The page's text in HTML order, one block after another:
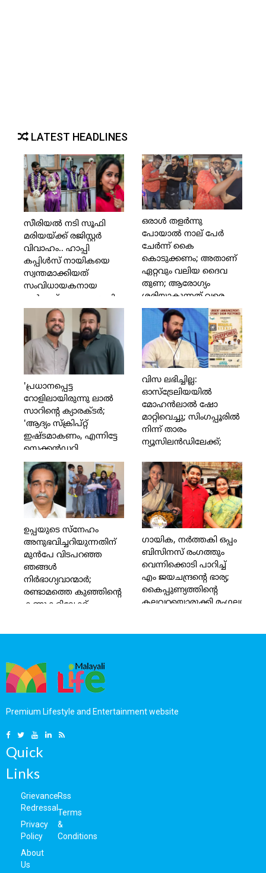
LATEST HEADLINES
സീരിയല്‍ നടി സൂഫി
മരിയയ്ക്ക് രജിസ്റ്റര്‍
വിവാഹം.. ഹാപ്പി
കപ്പിള്‍സ് നായികയെ
സ്വന്തമാക്കിയത്
സംവിധായകനായ
ഹര്‍ഷാദ് ചെമ്പകശ്ശേരി
ഒരാള്‍ തളര്‍ന്നു
പോയാല്‍ നാല് പേര്‍
ചേര്‍ന്ന് കൈ
കൊടുക്കണം; അതാണ്
ഏറ്റവും വലിയ ദൈവ
തുണ; ആരോഗ്യം
ശരിയാകുന്നത് വരെ
ഞാന്‍ നോക്കിക്കോളാം;
മികച്ച കലാകാരനെ
മലയാളത്തിന് തിരിച്ചു
വേണം; ഉല്ലാസ്
പന്തളത്തിനും
കുടുംബത്തിനും
ധനസഹായവുമായി
നടന്‍ ബാല
'പ്രധാനപ്പെട്ട
റോളിലായിരുന്നു ലാല്‍
സാറിന്റെ ക്യാരക്ടര്‍;
'ആദ്യം സ്‌ക്രിപ്റ്റ്
ഇഷ്ടമാകണം, എന്നിട്ടേ
സെക്കന്‍ഡറി
ആര്‍ട്ടിസ്റ്റുകളെക്കുറിച്ച്
ചിന്തിക്കുള്ളൂ' എന്ന്
അവര്‍ മറുപടി നല്‍കി;
അങ്ങനെ വിളിച്ചത്
എനിക്ക് ഇഷ്ടമായില്ല,
ഞാന്‍ ആ പ്രൊജക്ടില്‍
നിന്ന് പിന്മാറി';
വെളിപ്പെടുത്തി ജൂഡ്
ആന്റണി ജോസഫ്
വിസ ലഭിച്ചില്ല:
ഓസ്‌ട്രേലിയയില്‍
മോഹന്‍ലാല്‍ ഷോ
മാറ്റിവെച്ചു; സിംഗപ്പൂരില്‍
നിന്ന് താരം
ന്യൂസിലന്‍ഡിലേക്ക്;
പ്രകടിപ്പിച്ച്
മോഹന്‍ലാല്‍;
ചിത്രയ്ക്കും മനോജ് കെ
ജയനും കിട്ടിയ വിസ
മോഹന്‍ലാലിന് മാത്രം
നിഷേധിച്ചു;
ഓസട്രേലിയയിലെ
പ്രവാസി മലയാളികള്‍ക്ക്
നിരാശ; എന്തുകൊണ്ട്
ലാലിന് ഓസ്ട്രേലിയയില്‍
പോകാനായില്ല? കാരണം
അജ്ഞാതം!
ഉപ്പയുടെ സ്നേഹം
അനുഭവിച്ചറിയുന്നതിന്
മുന്‍പേ വിടപറഞ്ഞ
ഞങ്ങള്‍
നിര്‍ഭാഗ്യവാന്മാര്‍;
രണ്ടാമത്തെ കുഞ്ഞിന്റെ
കണ്ണുകളിലേക്ക്
പിന്നിടുമ്പോള്‍
കുറിപ്പുമായി ഷംനാ
കാസിം..
ഗായിക, നര്‍ത്തകി ഒപ്പം
ബിസിനസ് രംഗത്തും
വെന്നിക്കൊടി പാറിച്ച്
എം ജയചന്ദ്രന്റെ ഭാര്യ;
കൈപ്പുണ്യത്തിന്റെ
കലവറയൊരുക്കി മംഗല്യ
Premium Lifestyle and Entertainment website
Quick
Links
Grievance
Redressal
Privacy
Policy
About
Us
Rss
Terms
&
Conditions